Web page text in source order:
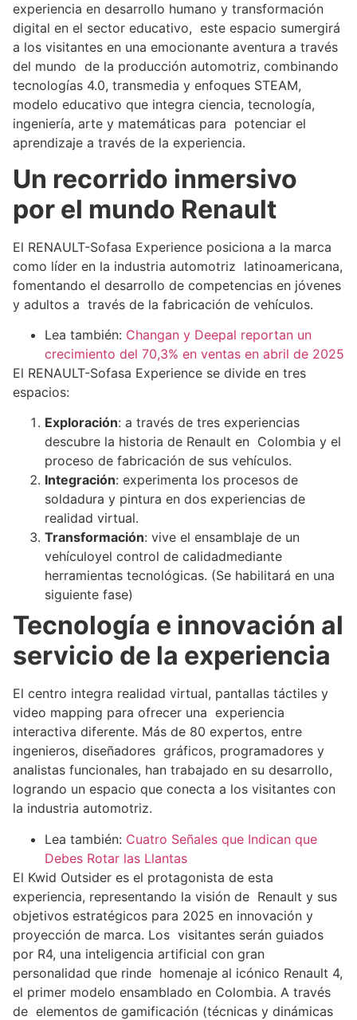
experiencia en desarrollo humano y transformación
digital en el sector educativo, este espacio sumergirá
a los visitantes en una emocionante aventura a través
del mundo de la producción automotriz, combinando
tecnologías 4.0, transmedia y enfoques STEAM,
modelo educativo que integra ciencia, tecnología,
ingeniería, arte y matemáticas para potenciar el
aprendizaje a través de la experiencia.
Un recorrido inmersivo
por el mundo Renault
El RENAULT-Sofasa Experience posiciona a la marca
como líder en la industria automotriz latinoamericana,
fomentando el desarrollo de competencias en jóvenes
y adultos a través de la fabricación de vehículos.
Lea también: Changan y Deepal reportan un
crecimiento del 70,3% en ventas en abril de 2025
El RENAULT-Sofasa Experience se divide en tres
espacios:
Exploración: a través de tres experiencias
descubre la historia de Renault en Colombia y el
proceso de fabricación de sus vehículos.
Integración: experimenta los procesos de
soldadura y pintura en dos experiencias de
realidad virtual.
Transformación: vive el ensamblaje de un
vehículoyel control de calidadmediante
herramientas tecnológicas. (Se habilitará en una
siguiente fase)
Tecnología e innovación al
servicio de la experiencia
El centro integra realidad virtual, pantallas táctiles y
video mapping para ofrecer una experiencia
interactiva diferente. Más de 80 expertos, entre
ingenieros, diseñadores gráficos, programadores y
analistas funcionales, han trabajado en su desarrollo,
logrando un espacio que conecta a los visitantes con
la industria automotriz.
Lea también: Cuatro Señales que Indican que
Debes Rotar las Llantas
El Kwid Outsider es el protagonista de esta
experiencia, representando la visión de Renault y sus
objetivos estratégicos para 2025 en innovación y
proyección de marca. Los visitantes serán guiados
por R4, una inteligencia artificial con gran
personalidad que rinde homenaje al icónico Renault 4,
el primer modelo ensamblado en Colombia. A través
de elementos de gamificación (técnicas y dinámicas